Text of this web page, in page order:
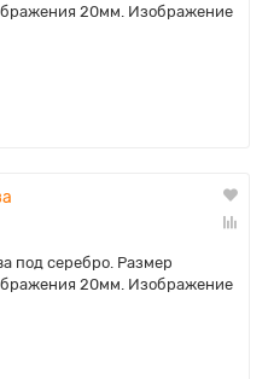
20мм. Изображение
под серебро. Размер
20мм. Изображение